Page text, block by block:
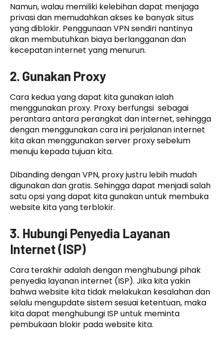
Namun, walau memiliki kelebihan dapat menjaga
privasi dan memudahkan akses ke banyak situs
yang diblokir. Penggunaan VPN sendiri nantinya
akan membutuhkan biaya berlangganan dan
kecepatan internet yang menurun.
2. Gunakan Proxy
Cara kedua yang dapat kita gunakan ialah
menggunakan proxy. Proxy berfungsi sebagai
perantara antara perangkat dan internet, sehingga
dengan menggunakan cara ini perjalanan internet
kita akan menggunakan server proxy sebelum
menuju kepada tujuan kita.
Dibanding dengan VPN, proxy justru lebih mudah
digunakan dan gratis. Sehingga dapat menjadi salah
satu opsi yang dapat kita gunakan untuk membuka
website kita yang terblokir.
3. Hubungi Penyedia Layanan
Internet (ISP)
Cara terakhir adalah dengan menghubungi pihak
penyedia layanan internet (ISP). Jika kita yakin
bahwa website kita tidak melakukan kesalahan dan
selalu mengupdate sistem sesuai ketentuan, maka
kita dapat menghubungi ISP untuk meminta
pembukaan blokir pada website kita.